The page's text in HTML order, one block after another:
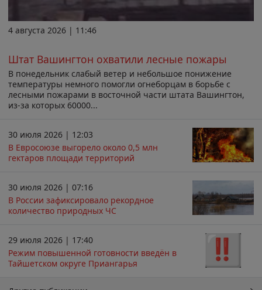
4 августа 2026 | 11:46
Штат Вашингтон охватили лесные пожары
В понедельник слабый ветер и небольшое понижение
температуры немного помогли огнеборцам в борьбе с
лесными пожарами в восточной части штата Вашингтон,
из-за которых 60000...
30 июля 2026 | 12:03
В Евросоюзе выгорело около 0,5 млн
гектаров площади территорий
30 июля 2026 | 07:16
В России зафиксировало рекордное
количество природных ЧС
29 июля 2026 | 17:40
Режим повышенной готовности введён в
Тайшетском округе Приангарья